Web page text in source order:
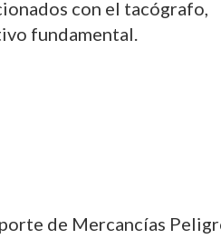
con el tacógrafo,
fundamental.
de Mercancías